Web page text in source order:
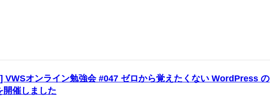
VWSオンライン勉強会 #047 ゼロから覚えたくない WordPress の
開催しました